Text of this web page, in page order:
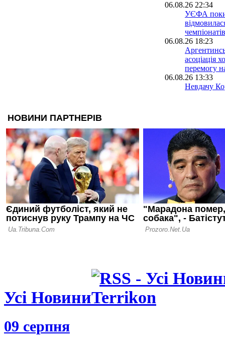
06.08.26 22:34
УЄФА
06.08.26 18:23
асоціація
перемогу
06.08.26 13:33
Невдачу
проводити
разом із
05.08.26 23:39
ФІФА
ідеї: чутки
ЧС-2030 у
Усі Новини
09 серпня